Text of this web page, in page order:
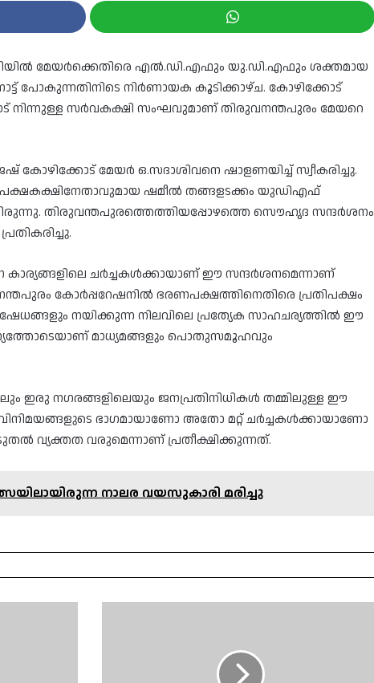
മേയർക്കെതിരെ എൽ.ഡി.എഫും യു.ഡി.എഫും ശക്തമായ
പോകുന്നതിനിടെ നിർണായക കൂടിക്കാഴ്ച. കോഴിക്കോട്
നിന്നുള്ള സർവകക്ഷി സംഘവുമാണ് തിരുവനന്തപുരം മേയറെ
കോഴിക്കോട് മേയർ ഒ.സദാശിവനെ ഷാളണയിച്ച് സ്വീകരിച്ചു.
ഷമീല്‍ തങ്ങളടക്കം യുഡിഎഫ്
തിരുവന്തപുരത്തെത്തിയപ്പോഴത്തെ സൌഹൃദ സന്ദർശനം
കാര്യങ്ങളിലെ ചർച്ചകൾക്കായാണ് ഈ സന്ദർശനമെന്നാണ്
കോർപ്പറേഷനിൽ ഭരണപക്ഷത്തിനെതിരെ പ്രതിപക്ഷം
നയിക്കുന്ന നിലവിലെ പ്രത്യേക സാഹചര്യത്തിൽ ഈ
മാധ്യമങ്ങളും പൊതുസമൂഹവും
ഇരു നഗരങ്ങളിലെയും ജനപ്രതിനിധികൾ തമ്മിലുള്ള ഈ
ഭാഗമായാണോ അതോ മറ്റ് ചർച്ചകൾക്കായാണോ
വ്യക്തത വരുമെന്നാണ് പ്രതീക്ഷിക്കുന്നത്.
നാലര വയസുകാരി മരിച്ചു